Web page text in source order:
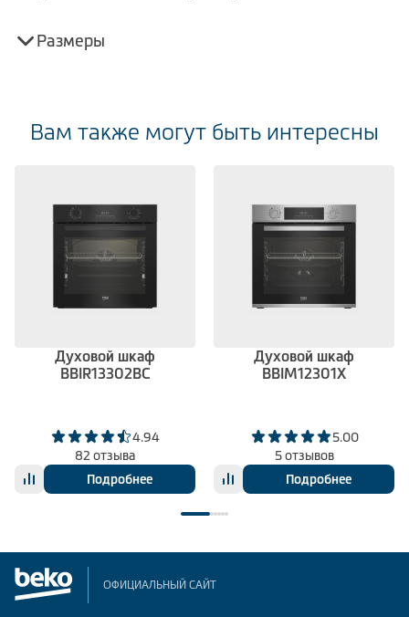
Размеры
Вам также могут быть интересны
Духовой шкаф
BBIR13302BC
4.94
82 отзыва
Подробнее
Духовой шкаф
BBIM12301X
5.00
5 отзывов
Подробнее
ОФИЦИАЛЬНЫЙ САЙТ